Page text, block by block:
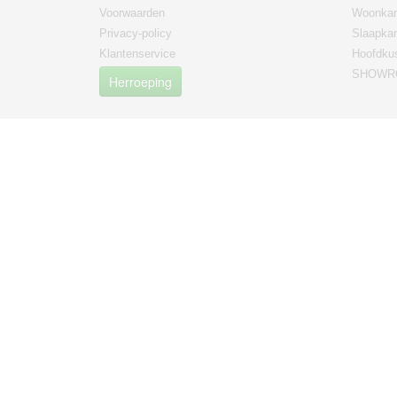
Voorwaarden
Privacy-policy
Klantenservice
Herroeping